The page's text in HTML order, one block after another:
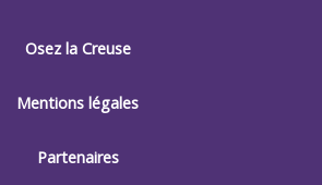
Osez la Creuse
Mentions légales
Partenaires